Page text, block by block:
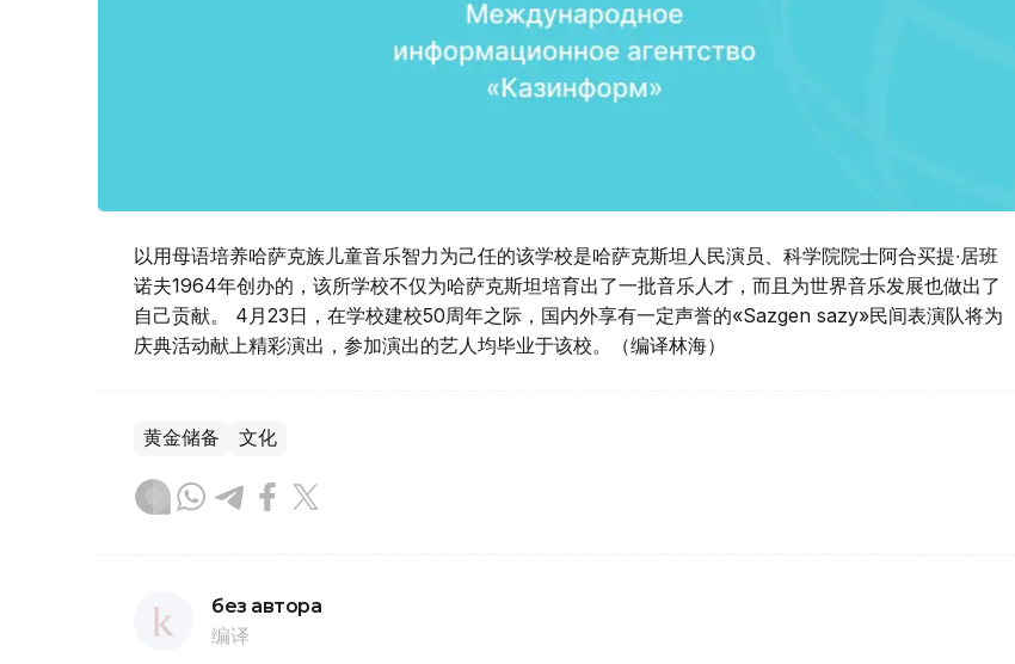
以用母语培养哈萨克族儿童音乐智力为己任的该学校是哈萨克斯坦人民演员、科学院院士阿合买提∙居班
诺夫1964年创办的，该所学校不仅为哈萨克斯坦培育出了一批音乐人才，而且为世界音乐发展也做出了
自己贡献。 4月23日，在学校建校50周年之际，国内外享有一定声誉的«Sazgen sazy»民间表演队将为
庆典活动献上精彩演出，参加演出的艺人均毕业于该校。（编译林海）
黄金储备 文化
без автора
编译